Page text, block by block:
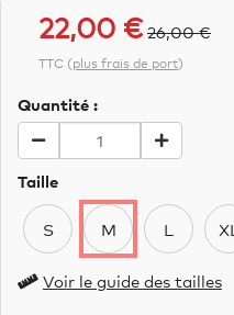
22,00 € 26,00 €
TTC (plus frais de port)
Quantité :
Taille
S M L XL
Voir le guide des tailles